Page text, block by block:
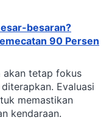
besaran?
90 Persen
akan tetap fokus
Evaluasi
memastikan
kendaraan.